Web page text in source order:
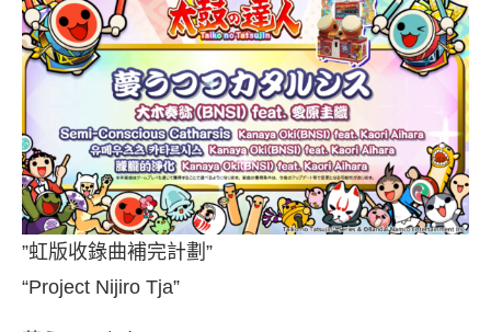
”虹版收錄曲補完計劃”
“Project Nijiro Tja”